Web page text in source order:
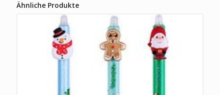
Ähnliche Produkte